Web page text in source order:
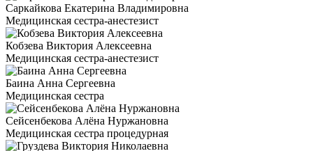
Саркайкова Екатерина Владимировна
Медицинская сестра-анестезист
Кобзева Виктория Алексеевна
Медицинская сестра-анестезист
Баина Анна Сергеевна
Медицинская сестра
Сейсенбекова Алёна Нуржановна
Медицинская сестра процедурная